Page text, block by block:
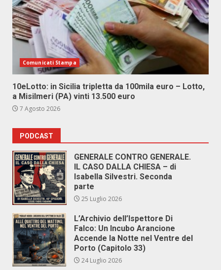
Comunicati Stampa
10eLotto: in Sicilia tripletta da 100mila euro – Lotto,
a Misilmeri (PA) vinti 13.500 euro
7 Agosto 2026
PODCAST
GENERALE CONTRO GENERALE.
IL CASO DALLA CHIESA – di
Isabella Silvestri. Seconda
parte
25 Luglio 2026
L’Archivio dell’Ispettore Di
Falco: Un Incubo Arancione
Accende la Notte nel Ventre del
Porto (Capitolo 33)
24 Luglio 2026